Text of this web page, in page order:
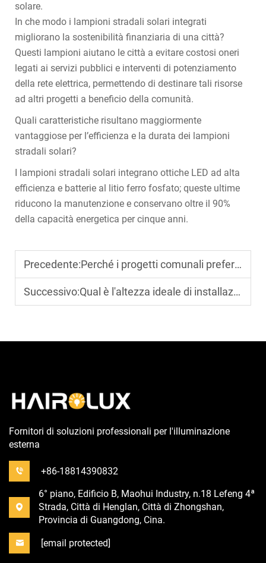
solare.
In che modo i lampioni stradali solari integrati
migliorano la sostenibilità finanziaria di una città?
Questi lampioni aiutano le città a evitare costosi oneri
legati ai servizi pubblici e interventi di potenziamento
della rete elettrica, permettendo di destinare tali risorse
ad altri progetti a beneficio della comunità.
Quali caratteristiche risultano maggiormente
vantaggiose per l’efficienza e la durata dei lampioni
stradali solari?
I lampioni stradali solari integrano ottiche LED ad alta
efficienza e batterie al litio ferro fosfato; queste ultime
riducono la manutenzione e conservano oltre il 90%
della capacità energetica per cinque anni.
Precedente:Perché i progetti comunali preferiscono i lampioni solari ad alto flusso luminoso?
Successivo:Qual è l'altezza ideale di installazione per un lampione solare?
Fornitori di soluzioni professionali per l'illuminazione
esterna
+86-18814390832
6° piano, Edificio B, Maohui Industry, n.18 Lefeng 4ª
Strada, Città di Henglan, Città di Zhongshan,
Provincia di Guangdong, Cina.
[email protected]